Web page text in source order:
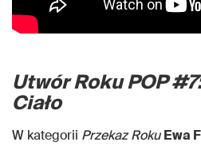
Utwór Roku POP
Ciało
W kategorii Przekaz Roku Ewa